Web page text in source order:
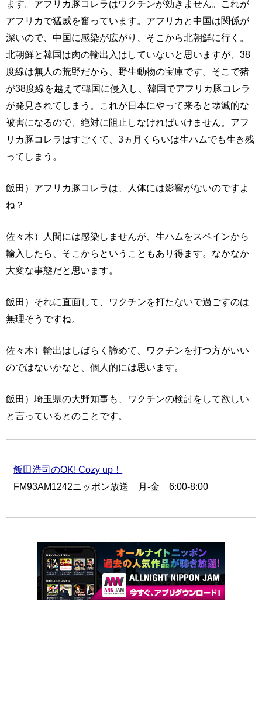
ます。アフリカ豚コレラはワクチンが効きません。これが
アフリカで猛威を奮っています。アフリカと中国は関係が
深いので、中国に感染が広がり、そこから北朝鮮に行く。
北朝鮮と韓国は肉の輸出入はしていないと思いますが、38
度線は無人の荒野だから、野生動物の宝庫です。そこで猪
が38度線を越えて韓国に侵入し、韓国でアフリカ豚コレラ
が発見されてしまう。これが日本にやって来ると壊滅的な
被害になるので、絶対に阻止しなければいけません。アフ
リカ豚コレラはすごくて、3ヵ月くらいは生ハムでも生き残
ってしまう。
飯田）アフリカ豚コレラは、人体には影響がないのですよ
ね？
佐々木）人間には感染しませんが、生ハムをスペインから
輸入したら、そこからということもあり得ます。なかなか
大変な事態だと思います。
飯田）それに直面して、ワクチンを打たないで過ごすのは
無理そうですね。
佐々木）輸出はしばらく諦めて、ワクチンを打つ方がいい
のではないかなと、個人的には思います。
飯田）埼玉県の大野知事も、ワクチンの検討をして欲しい
と言っているとのことです。
飯田浩司のOK! Cozy up！
FM93AM1242ニッポン放送 月-金 6:00-8:00